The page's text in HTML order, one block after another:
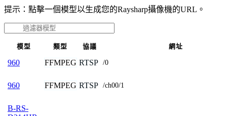
提示：點擊一個模型以生成您的Raysharp攝像機的URL。
模型 類型 協議 網址
960 FFMPEG RTSP /0
960 FFMPEG RTSP /ch00/1
B-RS-